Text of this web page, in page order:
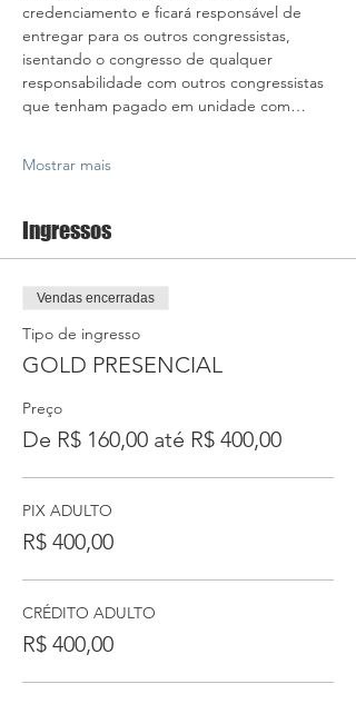
credenciamento e ficará responsável de
entregar para os outros congressistas,
isentando o congresso de qualquer
responsabilidade com outros congressistas
que tenham pagado em unidade com…
Mostrar mais
Ingressos
Vendas encerradas
Tipo de ingresso
GOLD PRESENCIAL
Preço
De R$ 160,00 até R$ 400,00
PIX ADULTO
R$ 400,00
CRÉDITO ADULTO
R$ 400,00